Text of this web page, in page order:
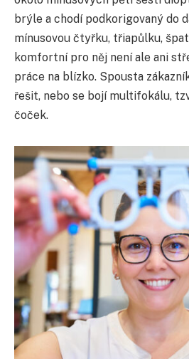
brýle a chodí podkorigovaný do
mínusovou čtyřku, třiapůlku,
komfortní pro něj není ale ani
práce na blízko. Spousta
řešit, nebo se bojí multifokálu,
čoček.